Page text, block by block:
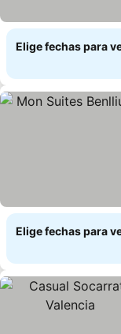
Elige fechas para
Elige fechas para